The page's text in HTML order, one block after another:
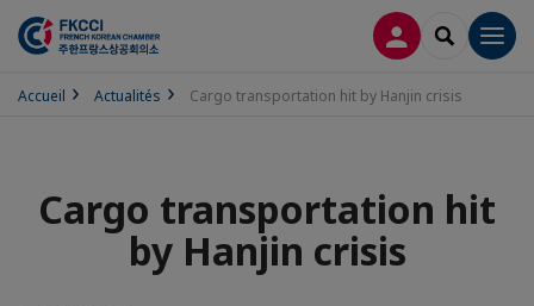
CONNEXION
Accueil Actualités Cargo transportation hit by Hanjin crisis
Cargo transportation hit
by Hanjin crisis